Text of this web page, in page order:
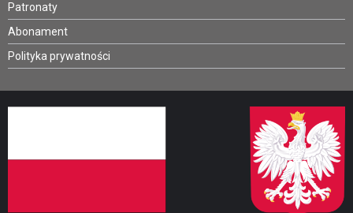
Patronaty
Abonament
Polityka prywatności